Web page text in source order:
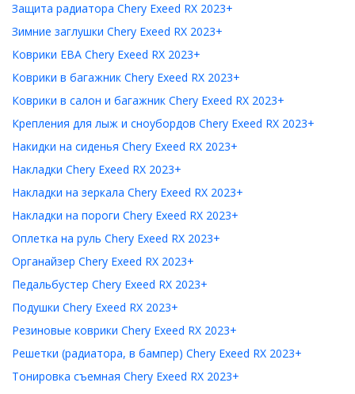
Защита радиатора Chery Exeed RX 2023+
Зимние заглушки Chery Exeed RX 2023+
Коврики ЕВА Chery Exeed RX 2023+
Коврики в багажник Chery Exeed RX 2023+
Коврики в салон и багажник Chery Exeed RX 2023+
Крепления для лыж и сноубордов Chery Exeed RX 2023+
Накидки на сиденья Chery Exeed RX 2023+
Накладки Chery Exeed RX 2023+
Накладки на зеркала Chery Exeed RX 2023+
Накладки на пороги Chery Exeed RX 2023+
Оплетка на руль Chery Exeed RX 2023+
Органайзер Chery Exeed RX 2023+
Педальбустер Chery Exeed RX 2023+
Подушки Chery Exeed RX 2023+
Резиновые коврики Chery Exeed RX 2023+
Решетки (радиатора, в бампер) Chery Exeed RX 2023+
Тонировка съемная Chery Exeed RX 2023+